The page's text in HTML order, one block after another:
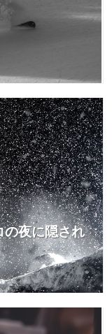
の夜に隠され